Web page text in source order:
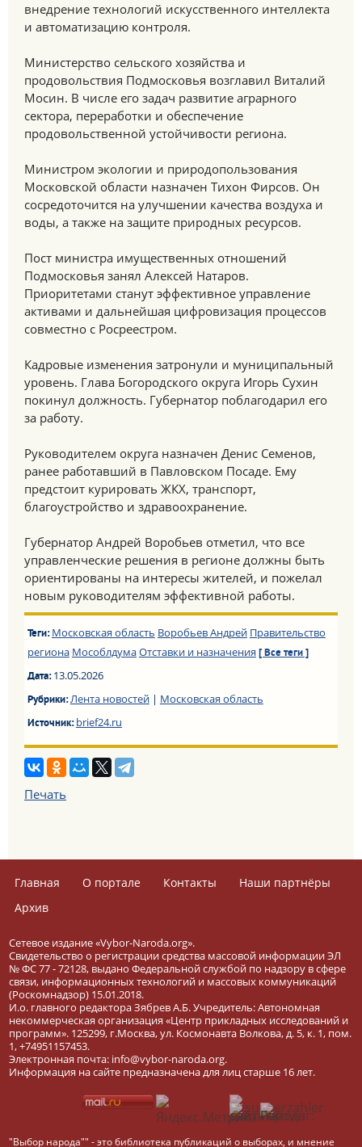
внедрение технологий искусственного интеллекта
и автоматизацию контроля.
Министерство сельского хозяйства и
продовольствия Подмосковья возглавил Виталий
Мосин. В числе его задач развитие аграрного
сектора, переработки и обеспечение
продовольственной устойчивости региона.
Министром экологии и природопользования
Московской области назначен Тихон Фирсов. Он
сосредоточится на улучшении качества воздуха и
воды, а также на защите природных ресурсов.
Пост министра имущественных отношений
Подмосковья занял Алексей Натаров.
Приоритетами станут эффективное управление
активами и дальнейшая цифровизация процессов
совместно с Росреестром.
Кадровые изменения затронули и муниципальный
уровень. Глава Богородского округа Игорь Сухин
покинул должность. Губернатор поблагодарил его
за работу.
Руководителем округа назначен Денис Семенов,
ранее работавший в Павловском Посаде. Ему
предстоит курировать ЖКХ, транспорт,
благоустройство и здравоохранение.
Губернатор Андрей Воробьев отметил, что все
управленческие решения в регионе должны быть
ориентированы на интересы жителей, и пожелал
новым руководителям эффективной работы.
Теги: Московская область Воробьев Андрей Правительство
региона МособлдумаОтставки и назначения [ Все теги ]
Дата:13.05.2026
Рубрики:Лента новостей| Московская область
Источник:brief24.ru
Печать
Главная О портале Контакты
Наши партнёры
Архив
Сетевое издание «Vybor-Naroda.org».
Свидетельство о регистрации средства массовой информации ЭЛ
№ ФС 77 - 72128, выдано Федеральной службой по надзору в сфере
связи, информационных технологий и массовых коммуникаций
(Роскомнадзор) 15.01.2018.
И.о. главного редактора Зябрев А.Б. Учредитель: Автономная
некоммерческая организация «Центр прикладных исследований и
программ». 125299, г.Москва, ул. Космонавта Волкова, д. 5, к. 1, пом.
1, +74951157453.
Электронная почта: info@vybor-naroda.org.
Информация на сайте предназначена для лиц старше 16 лет.
"Выбор народа"" - это библиотека публикаций о выборах, и мнение